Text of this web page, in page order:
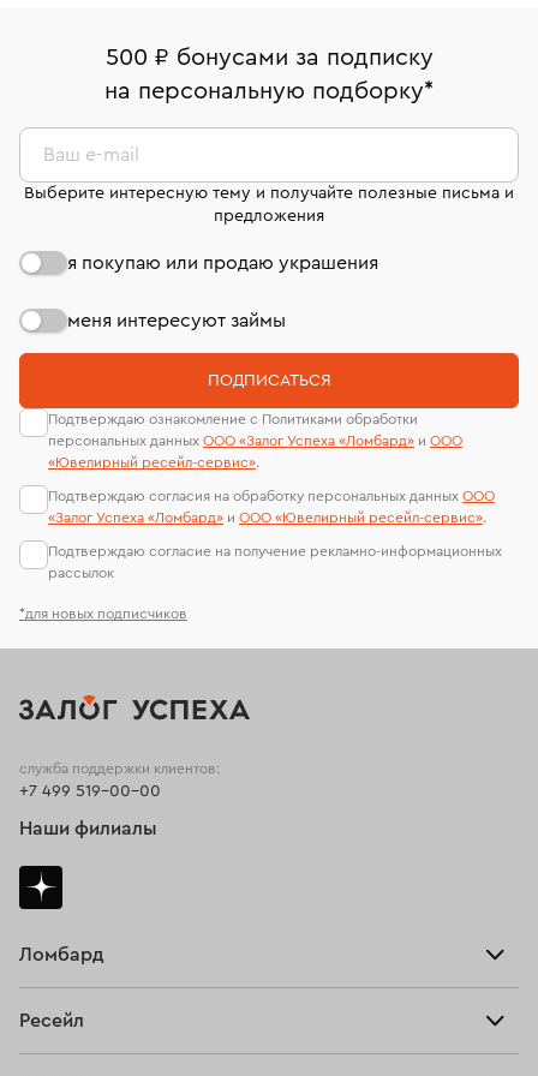
комиссионных украшений и часов смотрите на
странице«Возврат украшений»
Срок бронирования украшения при самовывозе из
филиала - 1 день, не считая день бронирования.
номер (УИН)
На особо ценные изделия получены
сертификаты МГУ и других геммологических
лабораторий
500 ₽ бонусами за подписку
на персональную подборку*
*для новых подписчиков
Ваш e-mail
Выберите интересную тему и получайте полезные письма и
предложения
я покупаю или продаю украшения
меня интересуют займы
ПОДПИСАТЬСЯ
Подтверждаю ознакомление с Политиками обработки
персональных данных ООО «Залог Успеха «Ломбард» и ООО
«Ювелирный ресейл-сервиc».
Подтверждаю согласия на обработку персональных данных ООО
«Залог Успеха «Ломбард» и ООО «Ювелирный ресейл-сервиc».
Подтверждаю согласие на получение рекламно-информационных
рассылок
Ломбард
Ресейл
служба поддержки клиентов:
+7 499 519-00-00
Наши филиалы